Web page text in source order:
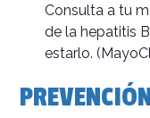
Consulta a tu
de la hepatitis
estarlo.